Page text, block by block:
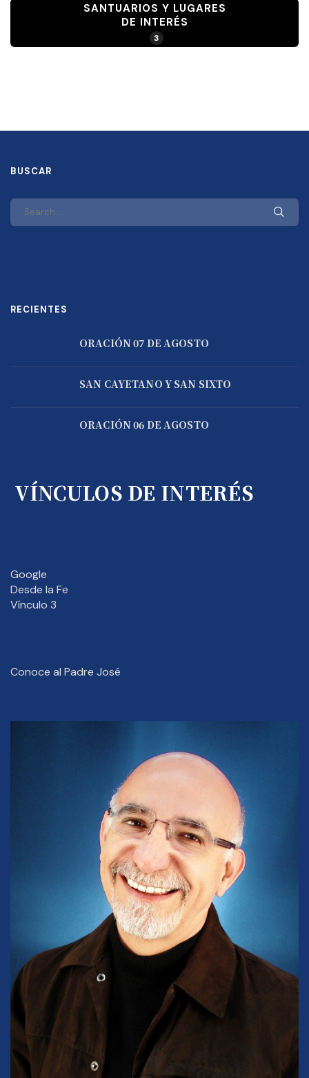
SANTUARIOS Y LUGARES
DE INTERÉS
3
BUSCAR
RECIENTES
ORACIÓN 07 DE AGOSTO
SAN CAYETANO Y SAN SIXTO
ORACIÓN 06 DE AGOSTO
VÍNCULOS DE INTERÉS
Google
Desde la Fe
Vínculo 3
Conoce al Padre José